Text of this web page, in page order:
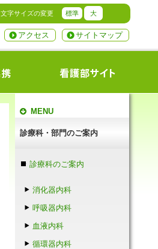
文字サイズの変更 標準 大
サイトマップ
アクセス
MENU
診療科・部門のご案内
診療科のご案内
消化器内科
呼吸器内科
血液内科
循環器内科